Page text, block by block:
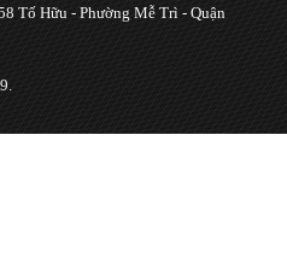
Tố Hữu - Phường Mễ Trì - Quận